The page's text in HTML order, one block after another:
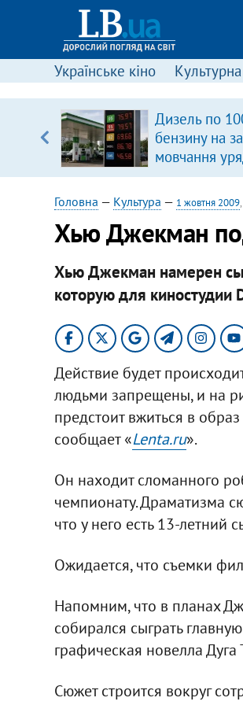
Українське кіно
Дизель по
бензину на
мовчання
цінами на
Головна — Культура — 1 жовтня 2009
Хью Джекман
Хью Джекман намерен
которую для киностудии
Действие будет
людьми запрещены, и на
предстоит вжиться в
сообщает «Lenta.ru».
Он находит сломанного
чемпионату. Драматизма
что у него есть 13-летний
Ожидается, что съемки
Напомним, что в планах
собирался сыграть
графическая новелла Дуга
Сюжет строится вокруг